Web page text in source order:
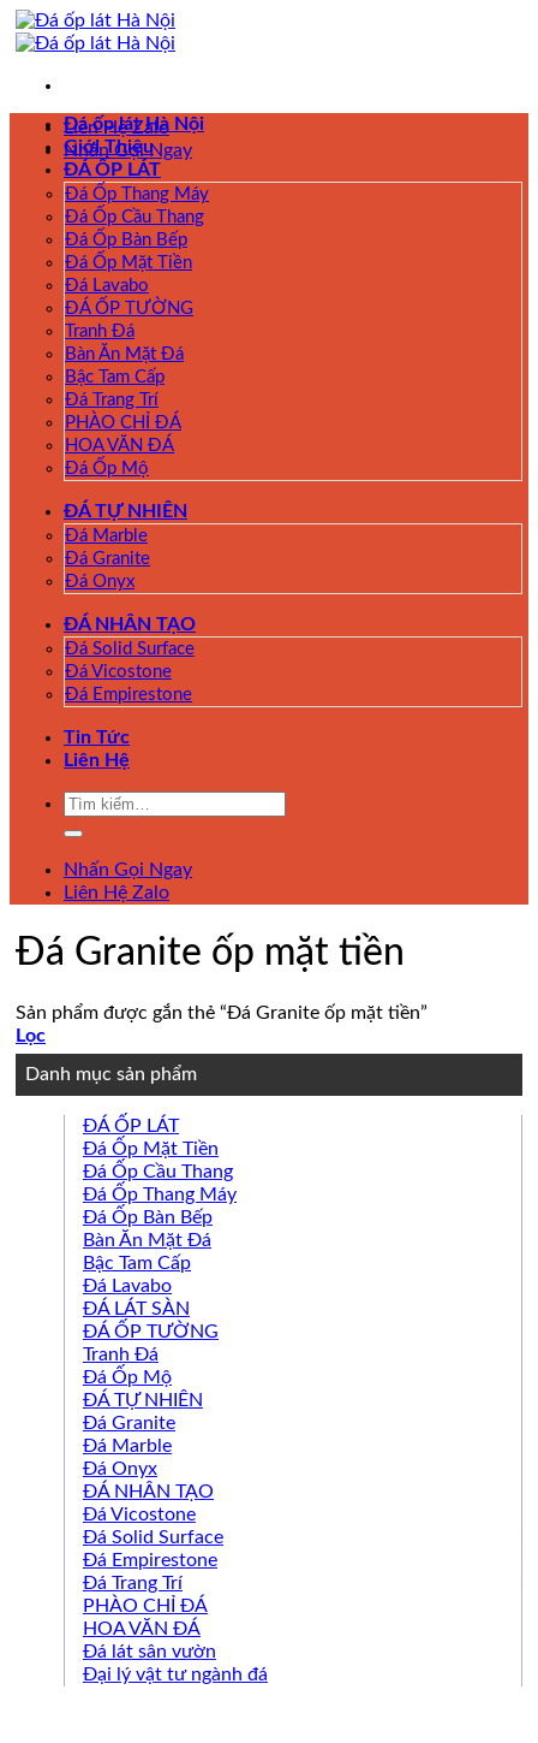
Skip
to
Liên Hệ Zalo
Nhấn Gọi Ngay
Đá ốp lát Hà Nội
Giới Thiệu
ĐÁ ỐP LÁT
Đá Ốp Thang Máy
Đá Ốp Cầu Thang
Đá Ốp Bàn Bếp
Đá Ốp Mặt Tiền
Đá Lavabo
ĐÁ ỐP TƯỜNG
Tranh Đá
Bàn Ăn Mặt Đá
Bậc Tam Cấp
Đá Trang Trí
PHÀO CHỈ ĐÁ
HOA VĂN ĐÁ
Đá Ốp Mộ
ĐÁ TỰ NHIÊN
Đá Marble
Đá Granite
Đá Onyx
ĐÁ NHÂN TẠO
Đá Solid Surface
Đá Vicostone
Đá Empirestone
Tin Tức
Liên Hệ
Tìm
Nhấn Gọi Ngay
Liên Hệ Zalo
Đá Granite ốp mặt tiền
Sản phẩm được gắn thẻ “Đá Granite ốp mặt tiền”
Lọc
Danh mục sản phẩm
ĐÁ ỐP LÁT
Đá Ốp Mặt Tiền
Đá Ốp Cầu Thang
Đá Ốp Thang Máy
Đá Ốp Bàn Bếp
Bàn Ăn Mặt Đá
Bậc Tam Cấp
Đá Lavabo
ĐÁ LÁT SÀN
ĐÁ ỐP TƯỜNG
Tranh Đá
Đá Ốp Mộ
ĐÁ TỰ NHIÊN
Đá Granite
Đá Marble
Đá Onyx
ĐÁ NHÂN TẠO
Đá Vicostone
Đá Solid Surface
Đá Empirestone
Đá Trang Trí
PHÀO CHỈ ĐÁ
HOA VĂN ĐÁ
Đá lát sân vườn
Đại lý vật tư ngành đá